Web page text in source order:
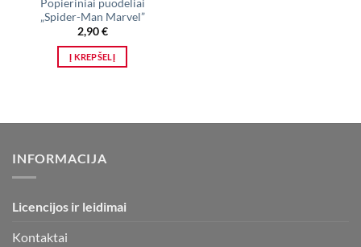
Popieriniai puodeliai
„Spider-Man Marvel”
2,90€
Į KREPŠELĮ
INFORMACIJA
Licencijos ir leidimai
Kontaktai